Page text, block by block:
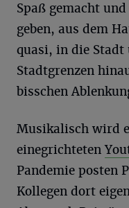
Spaß gemacht
geben, aus dem
quasi, in die Stadt
Stadtgrenzen
bisschen
Musikalisch wird
einegrichteten
Pandemie posten
Kollegen dort